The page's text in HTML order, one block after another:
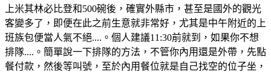
上米其林必比登和500碗後，確實外縣市，甚至是國外的觀光
客變多了，即便在此之前生意就非常好，尤其是中午附近的上
班族包便當人氣不絕....。個人建議11:30前就到，如果你不想
排隊....。簡單說一下排隊的方法，不管你內用還是外帶，先點
餐付款，然後等叫號，至於內用餐位就是自己找空的位子坐，